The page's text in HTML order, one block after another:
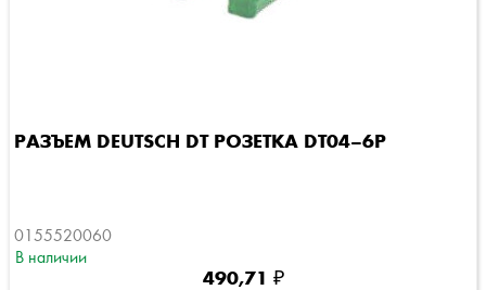
РАЗЪЕМ DEUTSCH DT РОЗЕТКА DT04–6P
0155520060
В наличии
490,71 ₽